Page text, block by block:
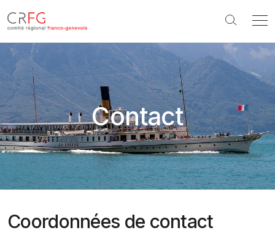
Contact
Coordonnées de contact